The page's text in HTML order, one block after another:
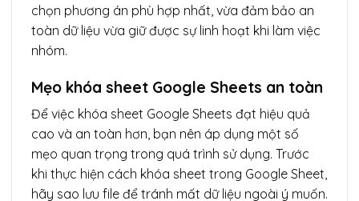
chọn phương án phù hợp nhất, vừa đảm bảo an
toàn dữ liệu vừa giữ được sự linh hoạt khi làm việc
nhóm.
Mẹo khóa sheet Google Sheets an toàn
Để việc khóa sheet Google Sheets đạt hiệu quả
cao và an toàn hơn, bạn nên áp dụng một số
mẹo quan trọng trong quá trình sử dụng. Trước
khi thực hiện cách khóa sheet trong Google Sheet,
hãy sao lưu file để tránh mất dữ liệu ngoài ý muốn.